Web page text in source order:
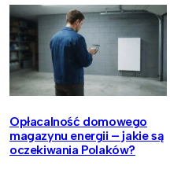
Opłacalność domowego
magazynu energii – jakie są
oczekiwania Polaków?